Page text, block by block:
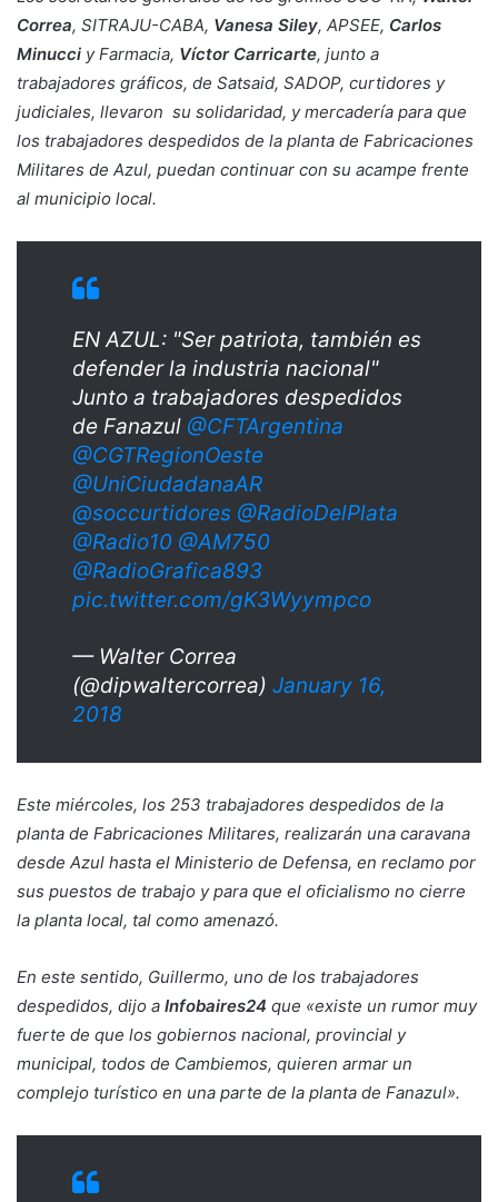
Correa, SITRAJU-CABA, Vanesa Siley, APSEE, Carlos
Minucci y Farmacia, Víctor Carricarte, junto a
trabajadores gráficos, de Satsaid, SADOP, curtidores y
judiciales, llevaron su solidaridad, y mercadería para que
los trabajadores despedidos de la planta de Fabricaciones
Militares de Azul, puedan continuar con su acampe frente
al municipio local.
EN AZUL: "Ser patriota, también es
defender la industria nacional"
Junto a trabajadores despedidos
de Fanazul @CFTArgentina
@CGTRegionOeste
@UniCiudadanaAR
@soccurtidores @RadioDelPlata
@Radio10 @AM750
@RadioGrafica893
pic.twitter.com/gK3Wyympco
— Walter Correa
(@dipwaltercorrea) January 16,
2018
Este miércoles, los 253 trabajadores despedidos de la
planta de Fabricaciones Militares, realizarán una caravana
desde Azul hasta el Ministerio de Defensa, en reclamo por
sus puestos de trabajo y para que el oficialismo no cierre
la planta local, tal como amenazó.
En este sentido, Guillermo, uno de los trabajadores
despedidos, dijo a Infobaires24 que «existe un rumor muy
fuerte de que los gobiernos nacional, provincial y
municipal, todos de Cambiemos, quieren armar un
complejo turístico en una parte de la planta de Fanazul».